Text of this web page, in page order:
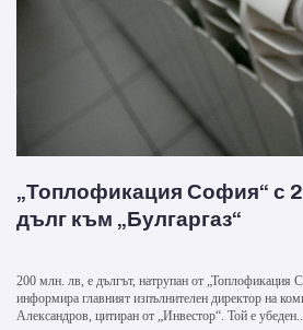
„Топлофикация София“ с
дълг към „Булгаргаз“
200 млн. лв, е дългът, натрупан от „Топлофикация
информира главният изпълнителен директор на
Александров, цитиран от „Инвестор“. Той е убеден...